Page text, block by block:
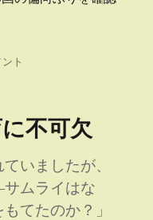
」
ト
不可欠
いましたが、
ムライはな
てたのか？」